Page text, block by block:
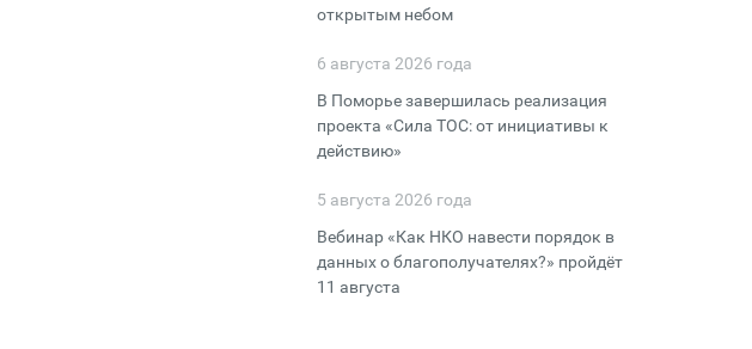
открытым небом
6 августа 2026 года
В Поморье завершилась реализация
проекта «Сила ТОС: от инициативы к
действию»
5 августа 2026 года
Вебинар «Как НКО навести порядок в
данных о благополучателях?» пройдёт
11 августа